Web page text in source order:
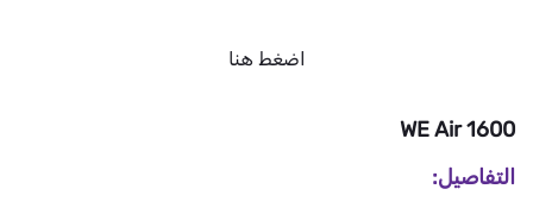
اضغط هنا
WE Air 1600
التفاصيل: